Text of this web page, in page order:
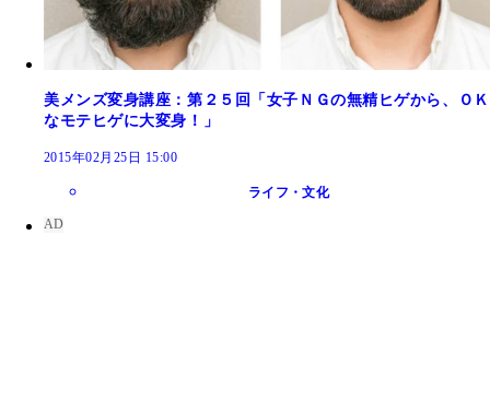
美メンズ変身講座：第２５回「女子ＮＧの無精ヒゲから、ＯＫ
なモテヒゲに大変身！」
2015年02月25日 15:00
ライフ・文化